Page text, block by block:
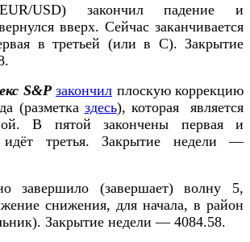
USD) закончил падение и
вверх. Сейчас заканчивается
в третьей (или в С). Закрытие
S&P закончил плоскую коррекцию
(разметка здесь), которая является
В пятой закончены первая и
третья. Закрытие недели —
завершило (завершает) волну 5,
снижения, для начала, в район
Закрытие недели — 4084.58.